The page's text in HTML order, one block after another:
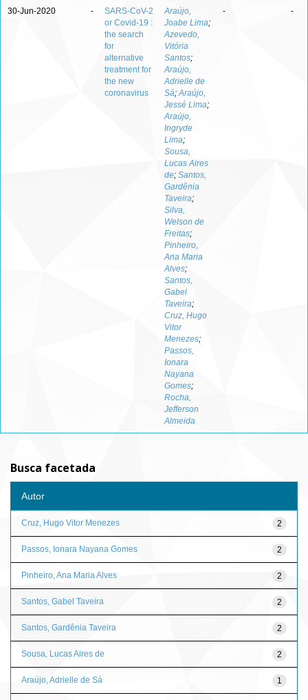
30-Jun-2020 -
SARS-CoV-2
or Covid-19 :
the search
for
alternative
treatment for
the new
coronavirus
Araújo,
Joabe Lima;
Azevedo,
Vitória
Santos;
Araújo,
Adrielle de
Sá;Araújo,
Jessé Lima;
Araújo,
Ingryde
Lima;
Sousa,
Lucas Aires
de; Santos,
Gardênia
Taveira;
Silva,
Welson de
Freitas;
Pinheiro,
Ana Maria
Alves;
Santos,
Gabel
Taveira;
Cruz, Hugo
Vitor
Menezes;
Passos,
Ionara
Nayana
Gomes;
Rocha,
Jefferson
Almeida
- -
Busca facetada
Autor
2
Cruz, Hugo Vitor Menezes
2
Passos, Ionara Nayana Gomes
2
Pinheiro, Ana Maria Alves
2
Santos, Gabel Taveira
2
Santos, Gardênia Taveira
2
Sousa, Lucas Aires de
1
Araújo, Adrielle de Sá